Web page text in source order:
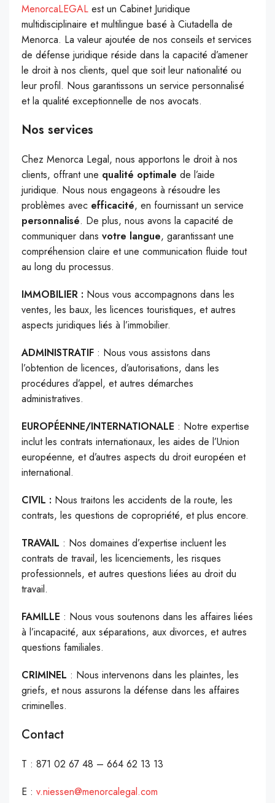
MenorcaLEGAL est un Cabinet Juridique
multidisciplinaire et multilingue basé à Ciutadella de
Menorca. La valeur ajoutée de nos conseils et services
de défense juridique réside dans la capacité d’amener
le droit à nos clients, quel que soit leur nationalité ou
leur profil. Nous garantissons un service personnalisé
et la qualité exceptionnelle de nos avocats.
Nos services
Chez Menorca Legal, nous apportons le droit à nos
clients, offrant une qualité optimale de l’aide
juridique. Nous nous engageons à résoudre les
problèmes avec efficacité, en fournissant un service
personnalisé. De plus, nous avons la capacité de
communiquer dans votre langue, garantissant une
compréhension claire et une communication fluide tout
au long du processus.
IMMOBILIER : Nous vous accompagnons dans les
ventes, les baux, les licences touristiques, et autres
aspects juridiques liés à l’immobilier.
ADMINISTRATIF : Nous vous assistons dans
l’obtention de licences, d’autorisations, dans les
procédures d’appel, et autres démarches
administratives.
EUROPÉENNE/INTERNATIONALE : Notre expertise
inclut les contrats internationaux, les aides de l’Union
européenne, et d’autres aspects du droit européen et
international.
CIVIL : Nous traitons les accidents de la route, les
contrats, les questions de copropriété, et plus encore.
TRAVAIL : Nos domaines d’expertise incluent les
contrats de travail, les licenciements, les risques
professionnels, et autres questions liées au droit du
travail.
FAMILLE : Nous vous soutenons dans les affaires liées
à l’incapacité, aux séparations, aux divorces, et autres
questions familiales.
CRIMINEL : Nous intervenons dans les plaintes, les
griefs, et nous assurons la défense dans les affaires
criminelles.
Contact
T : 871 02 67 48 – 664 62 13 13
E : v.niessen@menorcalegal.com